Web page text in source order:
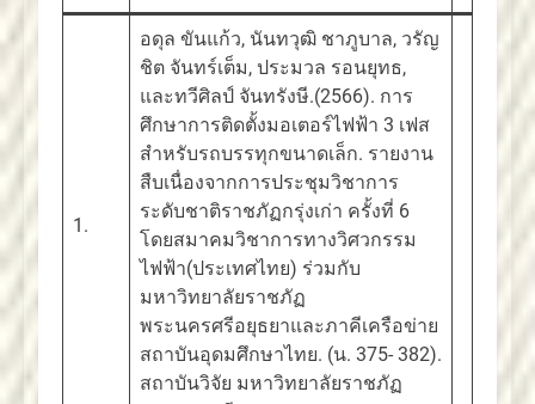
1.
อดุล ขันแก้ว, นันทวุฒิ ชาภูบาล, วรัญ
ชิต จันทร์เต็ม, ประมวล รอนยุทธ,
และทวีศิลป์ จันทรังษี.(2566). การ
ศึกษาการติดตั้งมอเตอร์ไฟฟ้า 3 เฟส
สำหรับรถบรรทุกขนาดเล็ก. รายงาน
สืบเนื่องจากการประชุมวิชาการ
ระดับชาติราชภัฏกรุ่งเก่า ครั้งที่ 6
โดยสมาคมวิชาการทางวิศวกรรม
ไฟฟ้า(ประเทศไทย) ร่วมกับ
มหาวิทยาลัยราชภัฏ
พระนครศรีอยุธยาและภาคีเครือข่าย
สถาบันอุดมศึกษาไทย. (น. 375- 382).
สถาบันวิจัย มหาวิทยาลัยราชภัฏ